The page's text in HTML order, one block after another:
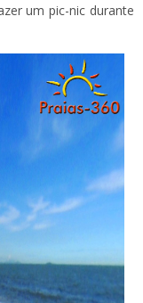
um pic-nic durante